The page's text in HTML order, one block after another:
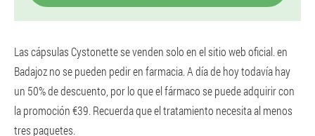
Las cápsulas Cystonette se venden solo en el sitio web oficial. en
Badajoz no se pueden pedir en farmacia. A día de hoy todavía hay
un 50% de descuento, por lo que el fármaco se puede adquirir con
la promoción €39. Recuerda que el tratamiento necesita al menos
tres paquetes.